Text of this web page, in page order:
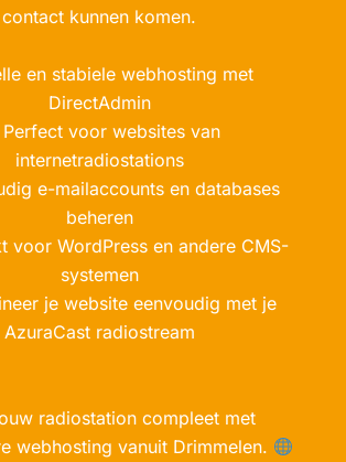
contact kunnen komen.
en stabiele webhosting met
DirectAdmin
Perfect voor websites van
internetradiostations
e-mailaccounts en databases
beheren
voor WordPress en andere CMS-
systemen
je website eenvoudig met je
AzuraCast radiostream
radiostation compleet met
webhosting vanuit Drimmelen.